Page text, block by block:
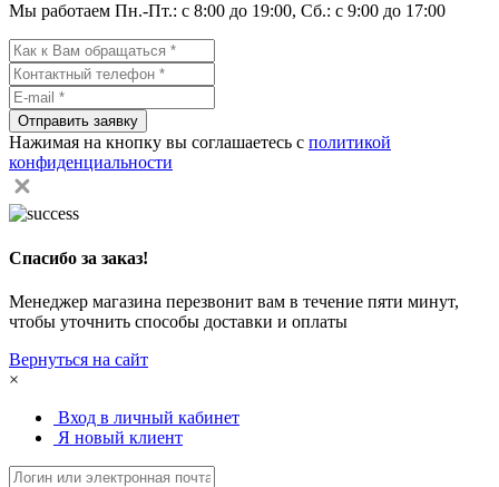
Мы работаем Пн.-Пт.: с 8:00 до 19:00, Сб.: с 9:00 до 17:00
Отправить заявку
Нажимая на кнопку вы соглашаетесь с политикой
конфиденциальности
Спасибо за заказ!
Менеджер магазина перезвонит вам в течение пяти минут,
чтобы уточнить способы доставки и оплаты
Вернуться на сайт
×
Вход в личный кабинет
Я новый клиент